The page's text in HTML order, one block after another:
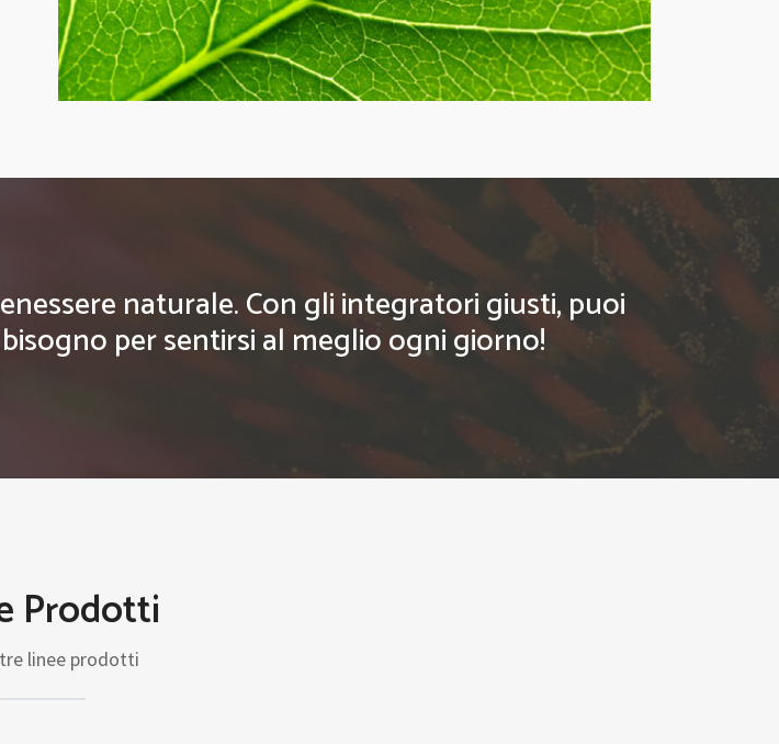
naturale. Con gli integratori giusti, puoi
per sentirsi al meglio ogni giorno!
Prodotti
linee prodotti